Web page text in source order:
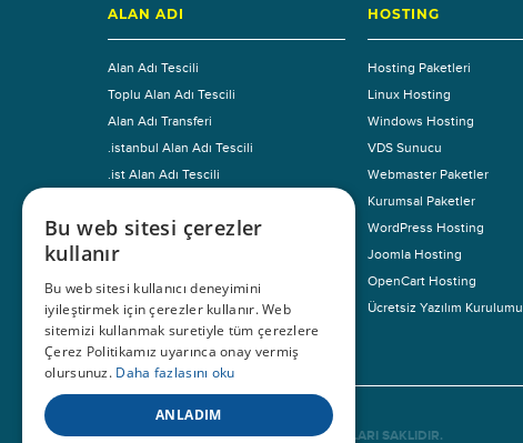
ALAN ADI
Alan Adı Tescili
Toplu Alan Adı Tescili
Alan Adı Transferi
.istanbul Alan Adı Tescili
.ist Alan Adı Tescili
Fiyat Listesi
Whois Sorgusu
Ücretsiz Servisler
HOSTING
Hosting Paketleri
Linux Hosting
Windows Hosting
VDS Sunucu
Webmaster Paketler
Kurumsal Paketler
WordPress Hosting
Joomla Hosting
OpenCart Hosting
Ücretsiz Yazılım Kurulumu
© 1999 - 2024IHS TELEKOM. TÜM HAKLARI SAKLIDIR.
Bu web sitesi çerezler
kullanır
Bu web sitesi kullanıcı deneyimini
iyileştirmek için çerezler kullanır. Web
sitemizi kullanmak suretiyle tüm çerezlere
Çerez Politikamız uyarınca onay vermiş
olursunuz. Daha fazlasını oku
ANLADIM